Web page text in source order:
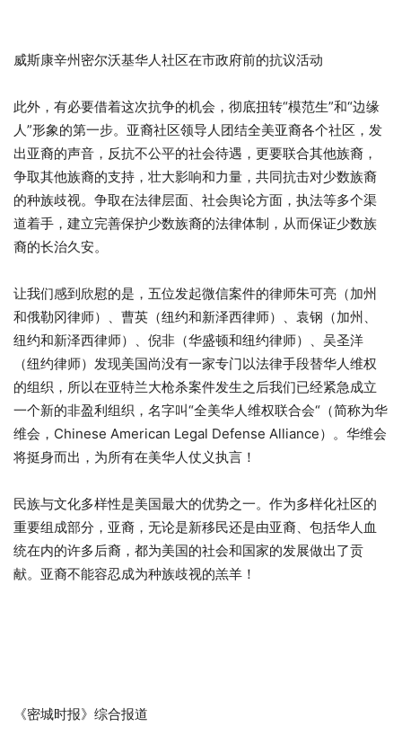
威斯康辛州密尔沃基华人社区在市政府前的抗议活动
此外，有必要借着这次抗争的机会，彻底扭转“模范生”和“边缘
人”形象的第一步。亚裔社区领导人团结全美亚裔各个社区，发
出亚裔的声音，反抗不公平的社会待遇，更要联合其他族裔，
争取其他族裔的支持，壮大影响和力量，共同抗击对少数族裔
的种族歧视。争取在法律层面、社会舆论方面，执法等多个渠
道着手，建立完善保护少数族裔的法律体制，从而保证少数族
裔的长治久安。
让我们感到欣慰的是，五位发起微信案件的律师朱可亮（加州
和俄勒冈律师）、曹英（纽约和新泽西律师）、袁钢（加州、
纽约和新泽西律师）、倪非（华盛顿和纽约律师）、吴圣洋
（纽约律师）发现美国尚没有一家专门以法律手段替华人维权
的组织，所以在亚特兰大枪杀案件发生之后我们已经紧急成立
一个新的非盈利组织，名字叫“全美华人维权联合会“（简称为华
维会，Chinese American Legal Defense Alliance）。华维会
将挺身而出，为所有在美华人仗义执言！
民族与文化多样性是美国最大的优势之一。作为多样化社区的
重要组成部分，亚裔，无论是新移民还是由亚裔、包括华人血
统在内的许多后裔，都为美国的社会和国家的发展做出了贡
献。亚裔不能容忍成为种族歧视的羔羊！
《密城时报》综合报道